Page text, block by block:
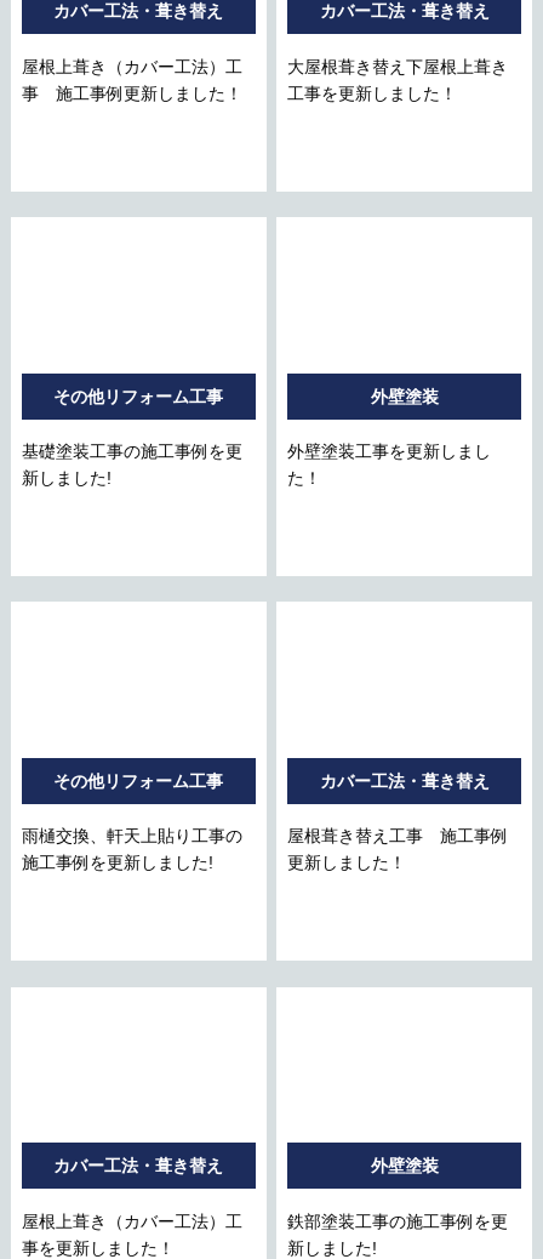
カバー工法・葺き替え
屋根上葺き（カバー工法）工
事 施工事例更新しました！
カバー工法・葺き替え
大屋根葺き替え下屋根上葺き
工事を更新しました！
その他リフォーム工事
基礎塗装工事の施工事例を更
新しました!
外壁塗装
外壁塗装工事を更新しまし
た！
その他リフォーム工事
雨樋交換、軒天上貼り工事の
施工事例を更新しました!
カバー工法・葺き替え
屋根葺き替え工事 施工事例
更新しました！
カバー工法・葺き替え
屋根上葺き（カバー工法）工
事を更新しました！
外壁塗装
鉄部塗装工事の施工事例を更
新しました!